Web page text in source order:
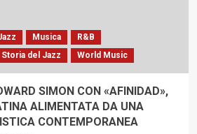
Musica
R&B
Storia del Jazz World Music
SIMON CON «AFINIDAD»,
ALIMENTATA DA UNA
CONTEMPORANEA